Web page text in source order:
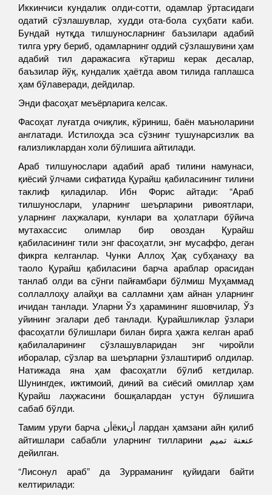
Иккинчиси кундалик олди-сотти, одамлар ўртасидаги
одатий сўзлашувлар, худди ота-бола суҳбати каби.
Бундай нутқда тилшуносларнинг баъзилари адабий
тилга урғу бериб, одамларнинг оддий сўзлашувини ҳам
адабий тил даражасига кўтариш керак десалар,
баъзилар йўқ, кундалик ҳаётда авом тилида гаплашса
ҳам бўлаверади, дейдилар.
Энди фасоҳат меъёрларига келсак.
Фасоҳат луғатда очиқлик, кўриниш, баён маъноларини
англатади. Истилоҳда эса сўзнинг тушунарсизлик ва
ғализликлардан холи бўлишига айтилади.
Араб тилшунослари адабий араб тилини намунаси,
қиёсий ўлчами сифатида Қурайш қабиласининг тилини
таклиф қиладилар. Ибн Форис айтади: “Араб
тилшунослари, уларнинг шеърларини ривоятлари,
уларнинг лаҳжалари, кунлари ва ҳолатлари бўйича
мутахассис олимлар бир овоздан Қурайш
қабиласининг тили энг фасоҳатли, энг мусаффо, деган
фикрга келганлар. Чунки Аллоҳ Ҳақ субҳанаҳу ва
таоло Қурайш қабиласини барча араблар орасидан
танлаб олди ва сўнги пайғамбари бўлмиш Муҳаммад
соллаллоҳу алайҳи ва салламни ҳам айнан уларнинг
ичидан танлади. Уларни Ўз ҳарамининг яшовчилар, Ўз
уйининг эгалари деб танлади. Қурайшликлар ўзлари
фасоҳатли бўлишлари билан бирга ҳажга келган араб
қабилаларининг сўзлашувларидан энг чиройли
иборалар, сўзлар ва шеърларни ўзлаштириб олдилар.
Натижада яна ҳам фасоҳатли бўлиб кетдилар.
Шунингдек, ижтимоий, диний ва сиёсий омиллар ҳам
Қурайш лаҳжасини бошқалардан устун бўлишига
сабаб бўлди.
Тамим уруғи барча أنёкиأن лардан ҳамзани айн қилиб
айтишлари сабабли уларнинг тилларини عنعنة تميم
дейилган.
“Лисонул араб” да Зурраманинг қуйидаги байти
келтирилади: